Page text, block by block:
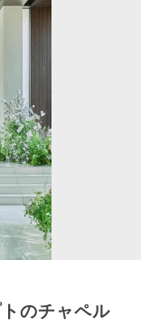
のチャペル